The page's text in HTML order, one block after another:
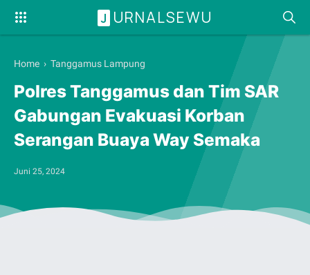
J URNALSEWU
Home › Tanggamus Lampung
Polres Tanggamus dan Tim SAR
Gabungan Evakuasi Korban
Serangan Buaya Way Semaka
Juni 25, 2024